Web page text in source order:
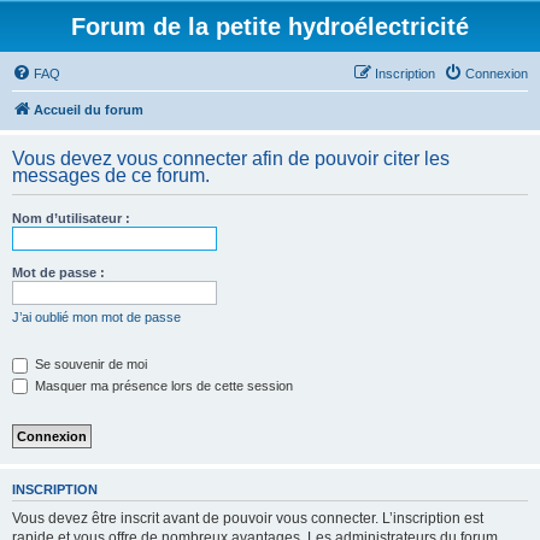
Forum de la petite hydroélectricité
FAQ Connexion
Inscription
Accueil du forum
Vous devez vous connecter afin de pouvoir citer les
messages de ce forum.
Nom d’utilisateur :
Mot de passe :
J’ai oublié mon mot de passe
Se souvenir de moi
Masquer ma présence lors de cette session
INSCRIPTION
Vous devez être inscrit avant de pouvoir vous connecter. L’inscription est